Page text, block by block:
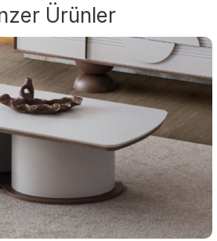
Ürünler